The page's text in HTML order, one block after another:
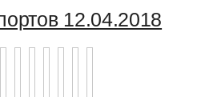
12.04.2018